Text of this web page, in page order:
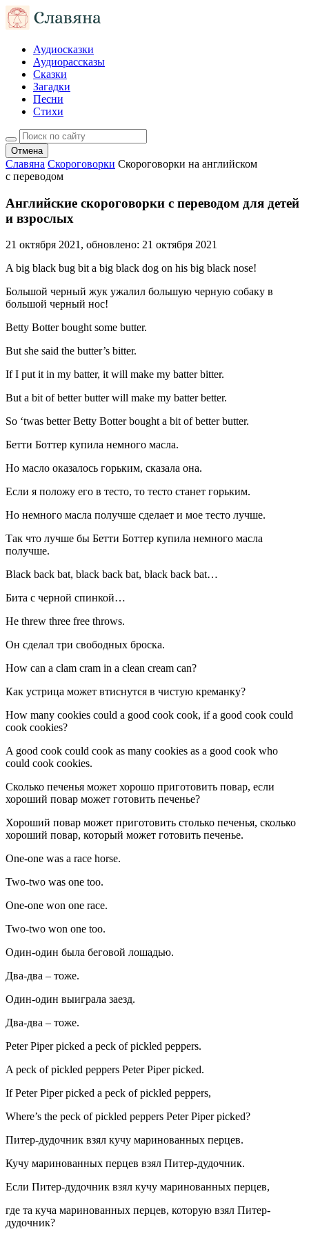
Аудиосказки
Аудиорассказы
Сказки
Загадки
Песни
Стихи
Отмена
Славяна Скороговорки Скороговорки на английском
с переводом
Английские скороговорки с переводом для детей
и взрослых
21 октября 2021, обновлено: 21 октября 2021
A big black bug bit a big black dog on his big black nose!
Большой черный жук ужалил большую черную собаку в
большой черный нос!
Betty Botter bought some butter.
But she said the butter’s bitter.
If I put it in my batter, it will make my batter bitter.
But a bit of better butter will make my batter better.
So ‘twas better Betty Botter bought a bit of better butter.
Бетти Боттер купила немного масла.
Но масло оказалось горьким, сказала она.
Если я положу его в тесто, то тесто станет горьким.
Но немного масла получше сделает и мое тесто лучше.
Так что лучше бы Бетти Боттер купила немного масла
получше.
Black back bat, black back bat, black back bat…
Бита с черной спинкой…
He threw three free throws.
Он сделал три свободных броска.
How can a clam cram in a clean cream can?
Как устрица может втиснутся в чистую креманку?
How many cookies could a good cook cook, if a good cook could
cook cookies?
A good cook could cook as many cookies as a good cook who
could cook cookies.
Сколько печенья может хорошо приготовить повар, если
хороший повар может готовить печенье?
Хороший повар может приготовить столько печенья, сколько
хороший повар, который может готовить печенье.
One-one was a race horse.
Two-two was one too.
One-one won one race.
Two-two won one too.
Один-один была беговой лошадью.
Два-два – тоже.
Один-один выиграла заезд.
Два-два – тоже.
Peter Piper picked a peck of pickled peppers.
A peck of pickled peppers Peter Piper picked.
If Peter Piper picked a peck of pickled peppers,
Where’s the peck of pickled peppers Peter Piper picked?
Питер-дудочник взял кучу маринованных перцев.
Кучу маринованных перцев взял Питер-дудочник.
Если Питер-дудочник взял кучу маринованных перцев,
где та куча маринованных перцев, которую взял Питер-
дудочник?